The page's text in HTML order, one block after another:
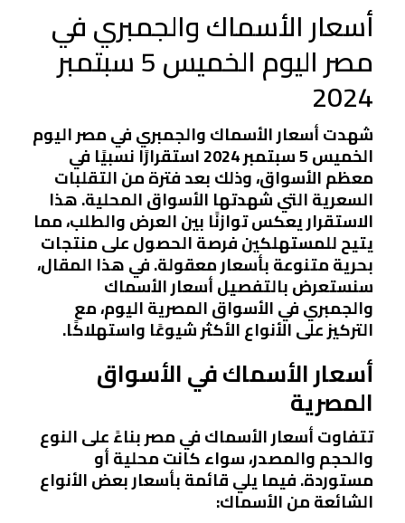
أسعار الأسماك والجمبري في
مصر اليوم الخميس 5 سبتمبر
2024
شهدت أسعار الأسماك والجمبري في مصر اليوم
الخميس 5 سبتمبر 2024 استقرارًا نسبيًا في
معظم الأسواق، وذلك بعد فترة من التقلبات
السعرية التي شهدتها الأسواق المحلية. هذا
الاستقرار يعكس توازنًا بين العرض والطلب، مما
يتيح للمستهلكين فرصة الحصول على منتجات
بحرية متنوعة بأسعار معقولة. في هذا المقال،
سنستعرض بالتفصيل أسعار الأسماك
والجمبري في الأسواق المصرية اليوم، مع
التركيز على الأنواع الأكثر شيوعًا واستهلاكًا.
أسعار الأسماك في الأسواق
المصرية
تتفاوت أسعار الأسماك في مصر بناءً على النوع
والحجم والمصدر، سواء كانت محلية أو
مستوردة. فيما يلي قائمة بأسعار بعض الأنواع
الشائعة من الأسماك: